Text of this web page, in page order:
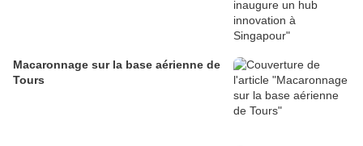
Macaronnage sur la base aérienne de
Tours